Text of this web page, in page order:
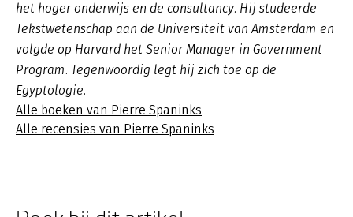
het hoger onderwijs en de consultancy. Hij studeerde
Tekstwetenschap aan de Universiteit van Amsterdam en
volgde op Harvard het Senior Manager in Government
Program. Tegenwoordig legt hij zich toe op de
Egyptologie.
Alle boeken van Pierre Spaninks
Alle recensies van Pierre Spaninks